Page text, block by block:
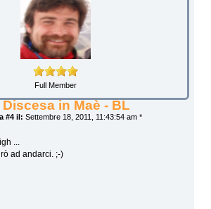
Full Member
Discesa in Maè - BL
#4 il: Settembre 18, 2011, 11:43:54 am *
...
ad andarci. ;-)